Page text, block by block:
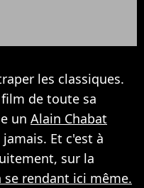
les classiques.
de toute sa
un Alain Chabat
Et c'est à
sur la
se rendant ici même.